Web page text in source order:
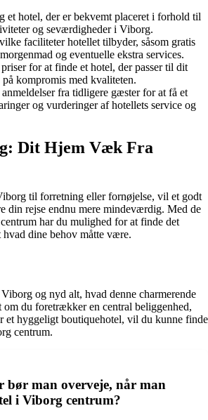
et hotel, der er bekvemt placeret i forhold til
og seværdigheder i Viborg.
faciliteter hotellet tilbyder, såsom gratis
og eventuelle ekstra services.
for at finde et hotel, der passer til dit
på kompromis med kvaliteten.
fra tidligere gæster for at få et
og vurderinger af hotellets service og
Dit Hjem Væk Fra
til forretning eller fornøjelse, vil et godt
din rejse endnu mere mindeværdig. Med de
har du mulighed for at finde det
hvad dine behov måtte være.
og nyd alt, hvad denne charmerende
om du foretrækker en central beliggenhed,
et hyggeligt boutiquehotel, vil du kunne finde
centrum.
bør man overveje, når man
i Viborg centrum?